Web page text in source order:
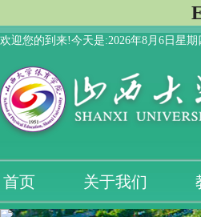
欢迎您的到来!今天是:2026年8月6日星期
首页 关于我们